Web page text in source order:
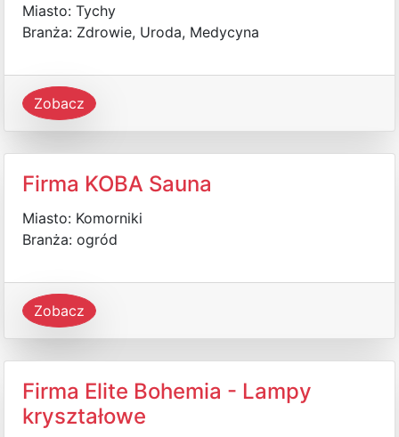
Miasto: Tychy
Branża: Zdrowie, Uroda, Medycyna
Zobacz
Firma KOBA Sauna
Miasto: Komorniki
Branża: ogród
Zobacz
Firma Elite Bohemia - Lampy
kryształowe